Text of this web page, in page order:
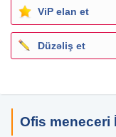
CV-nizi mövzu
ünvanına göndərə
bilərsiniz.
ViP elan et
Düzəliş et
Ofis meneceri